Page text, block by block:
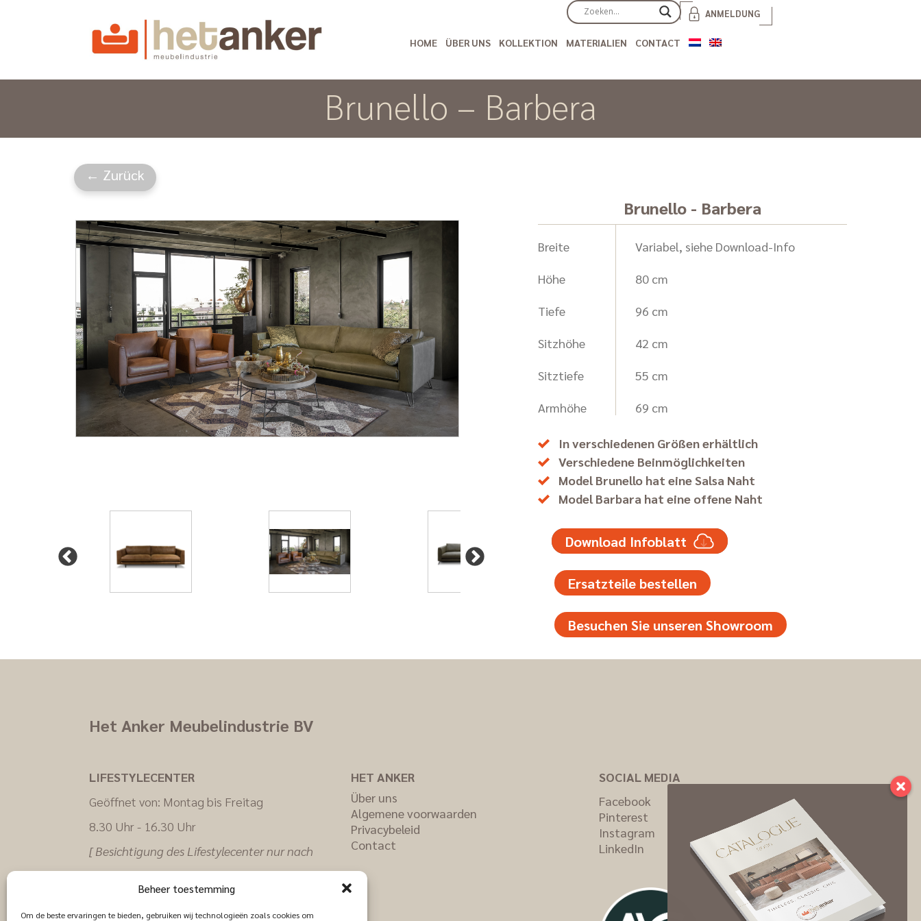
Beheer toestemming
Om de beste ervaringen te bieden, gebruiken wij technologieën zoals cookies om
HOME ÜBER UNS KOLLEKTION MATERIALIEN CONTACT
ANMELDUNG
Brunello – Barbera
← Zurück
Brunello - Barbera
Breite
Höhe
Tiefe
Sitzhöhe
Sitztiefe
Armhöhe
Variabel, siehe Download-Info
80 cm
96 cm
42 cm
55 cm
69 cm
In verschiedenen Größen erhältlich
Verschiedene Beinmöglichkeiten
Model Brunello hat eine Salsa Naht
Model Barbara hat eine offene Naht
Download Infoblatt
Ersatzteile bestellen
Besuchen Sie unseren Showroom
Het Anker Meubelindustrie BV
LIFESTYLECENTER
Geöffnet von: Montag bis Freitag
8.30 Uhr - 16.30 Uhr
[ Besichtigung des Lifestylecenter nur nach
Vereinbarung ]
HET ANKER
Über uns
Algemene voorwaarden
Privacybeleid
Contact
SOCIAL MEDIA
Facebook
Pinterest
Instagram
LinkedIn